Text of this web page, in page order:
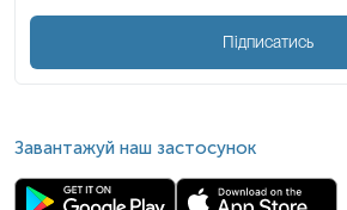
Підписатись
Завантажуй наш застосунок